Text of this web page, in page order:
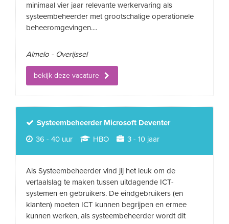
minimaal vier jaar relevante werkervaring als
systeembeheerder met grootschalige operationele
beheeromgevingen....
Almelo - Overijssel
bekijk deze vacature
Systeembeheerder Microsoft Deventer
36 - 40 uur
HBO 3 - 10 jaar
Als Systeembeheerder vind jij het leuk om de
vertaalslag te maken tussen uitdagende ICT-
systemen en gebruikers. De eindgebruikers (en
klanten) moeten ICT kunnen begrijpen en ermee
kunnen werken, als systeembeheerder wordt dit